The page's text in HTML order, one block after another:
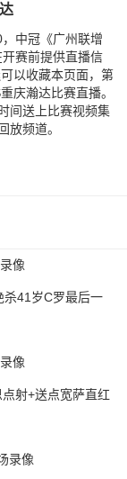
中冠《广州联增
赛前提供直播信
以收藏本页面，第
庆瀚达比赛直播。
间送上比赛视频集
放频道。
像
41岁C罗最后一
像
射+送点宽萨直红
录像